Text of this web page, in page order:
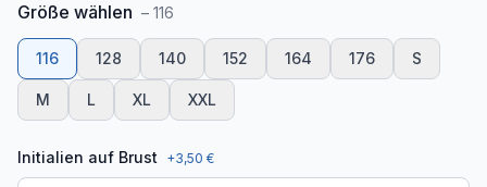
Größe wählen – 116
116 128 140 152 164 176 S
M L XL XXL
Initialien auf Brust +3,50 €